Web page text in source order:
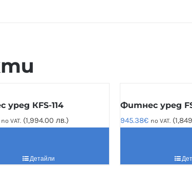
уред КFS-114
no VAT. (1,994.00 лв.)
Детайли
Фитнес уред
945.38€ no VAT.